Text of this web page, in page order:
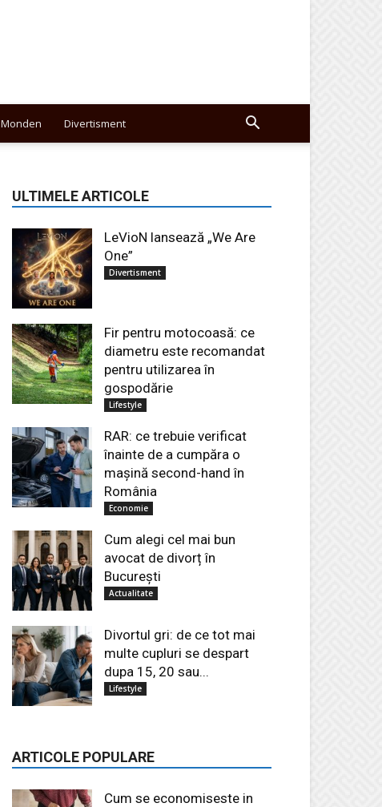
Monden Divertisment
ULTIMELE ARTICOLE
LeVioN lansează „We Are
One”
Divertisment
Fir pentru motocoasă: ce
diametru este recomandat
pentru utilizarea în
gospodărie
Lifestyle
RAR: ce trebuie verificat
înainte de a cumpăra o
mașină second-hand în
România
Economie
Cum alegi cel mai bun
avocat de divorț în
București
Actualitate
Divortul gri: de ce tot mai
multe cupluri se despart
dupa 15, 20 sau...
Lifestyle
ARTICOLE POPULARE
Cum se economiseste in